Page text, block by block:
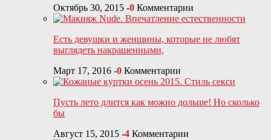
Октябрь 30, 2015 -0 Комментарии
Есть девушки и женщины, которые не любят
выглядеть накрашенными,
Март 17, 2016 -0 Комментарии
Пусть лето длится как можно дольше! Но сколько
бы
Август 15, 2015 -4 Комментарии